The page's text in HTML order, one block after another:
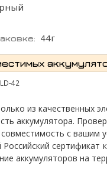
44г
42
из качественных
аккумулятора.
с вашим
сертификат
аккумуляторов на